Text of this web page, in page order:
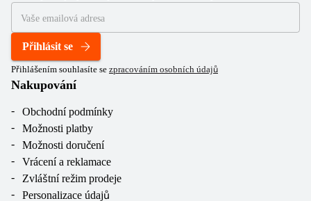
Přihlásit se
Přihlášením souhlasíte se zpracováním osobních údajů
Nakupování
Obchodní podmínky
Možnosti platby
Možnosti doručení
Vrácení a reklamace
Zvláštní režim prodeje
Personalizace údajů